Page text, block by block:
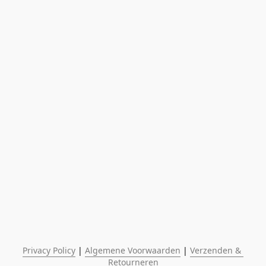
Privacy Policy | Algemene Voorwaarden | Verzenden &
Retourneren